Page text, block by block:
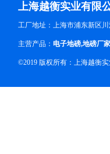
上海越衡实业有限
工厂地址：上海市浦东新区川
主营产品： 电子地磅,地磅厂家
©2019 版权所有：上海越衡